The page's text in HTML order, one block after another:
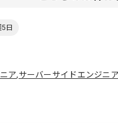
日
ア,サーバーサイドエンジニ